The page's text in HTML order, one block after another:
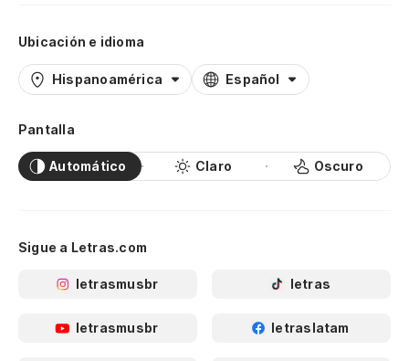
Ubicación e idioma
Hispanoamérica Español
Pantalla
Automático Claro Oscuro
Sigue a Letras.com
letrasmusbr letras
letrasmusbr letraslatam